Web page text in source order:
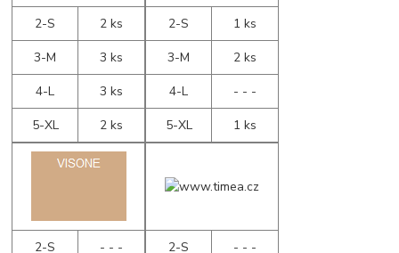
2-S
2 ks
3-M
3 ks
4-L
3 ks
5-XL
2 ks
2-S
1 ks
3-M
2 ks
4-L
- - -
5-XL
1 ks
2-S
- - -
2-S
- - -